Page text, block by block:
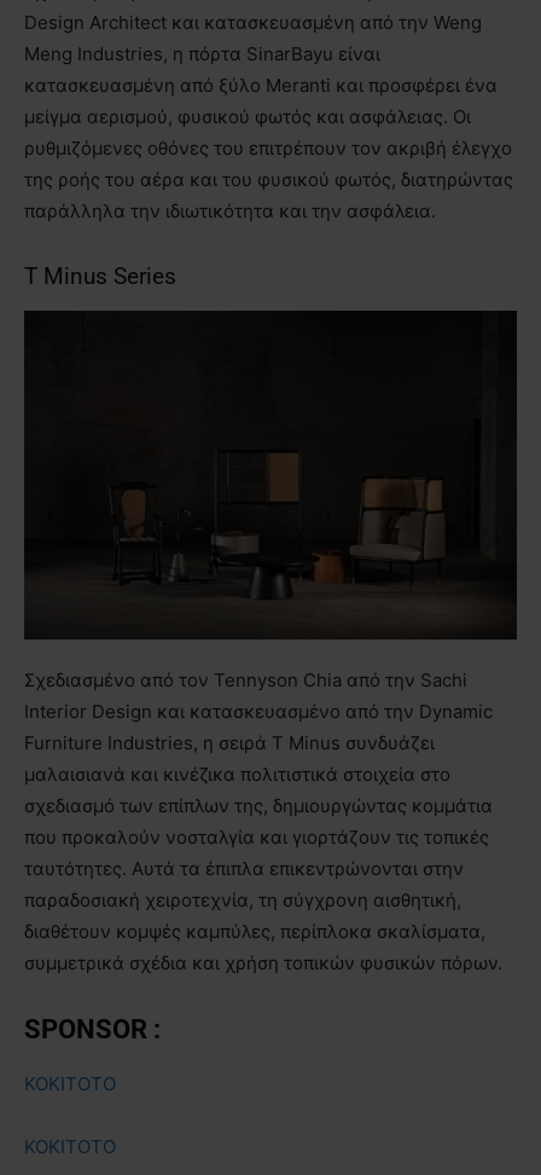
Design Architect και κατασκευασμένη από την Weng
Meng Industries, η πόρτα SinarBayu είναι
κατασκευασμένη από ξύλο Meranti και προσφέρει ένα
μείγμα αερισμού, φυσικού φωτός και ασφάλειας. Οι
ρυθμιζόμενες οθόνες του επιτρέπουν τον ακριβή έλεγχο
της ροής του αέρα και του φυσικού φωτός, διατηρώντας
παράλληλα την ιδιωτικότητα και την ασφάλεια.
T Minus Series
Σχεδιασμένο από τον Tennyson Chia από την Sachi
Interior Design και κατασκευασμένο από την Dynamic
Furniture Industries, η σειρά T Minus συνδυάζει
μαλαισιανά και κινέζικα πολιτιστικά στοιχεία στο
σχεδιασμό των επίπλων της, δημιουργώντας κομμάτια
που προκαλούν νοσταλγία και γιορτάζουν τις τοπικές
ταυτότητες. Αυτά τα έπιπλα επικεντρώνονται στην
παραδοσιακή χειροτεχνία, τη σύγχρονη αισθητική,
διαθέτουν κομψές καμπύλες, περίπλοκα σκαλίσματα,
συμμετρικά σχέδια και χρήση τοπικών φυσικών πόρων.
SPONSOR :
KOKITOTO
KOKITOTO